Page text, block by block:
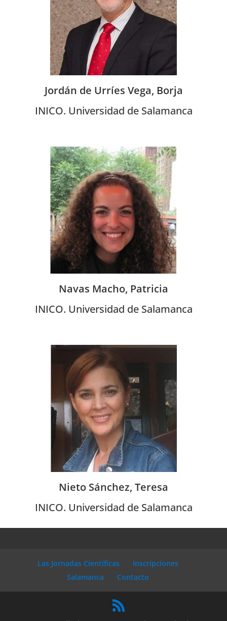
Jordán de Urríes Vega, Borja
INICO. Universidad de Salamanca
Navas Macho, Patricia
INICO. Universidad de Salamanca
Nieto Sánchez, Teresa
INICO. Universidad de Salamanca
Las Jornadas Científicas
Inscripciones
Salamanca
Contacto